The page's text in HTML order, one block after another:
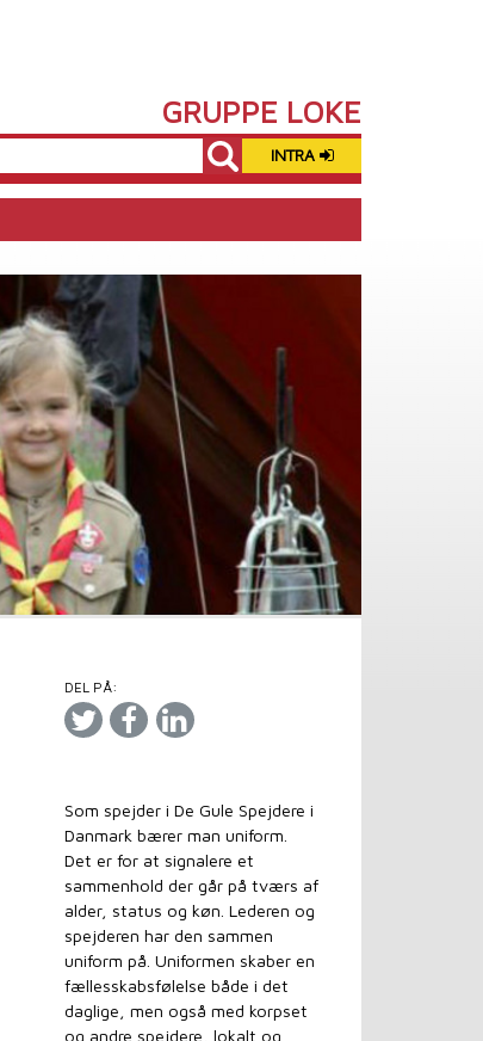
GRUPPE LOKE
INTRA
DEL PÅ:
Som spejder i De Gule Spejdere i
Danmark bærer man uniform.
Det er for at signalere et
sammenhold der går på tværs af
alder, status og køn. Lederen og
spejderen har den sammen
uniform på. Uniformen skaber en
fællesskabsfølelse både i det
daglige, men også med korpset
og andre spejdere, lokalt og